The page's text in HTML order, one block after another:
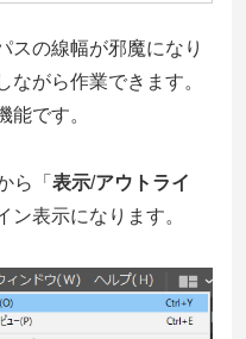
スの線幅が邪魔になり
ながら作業できます。
能です。
ら「 表示/アウトライ
ン表示になります。